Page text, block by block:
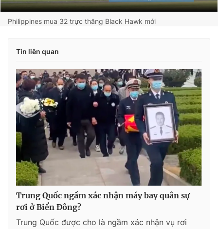
Philippines mua 32 trực thăng Black Hawk mới
Tin liên quan
Trung Quốc ngầm xác nhận máy bay quân sự
rơi ở Biển Đông?
Trung Quốc được cho là ngầm xác nhận vụ rơi